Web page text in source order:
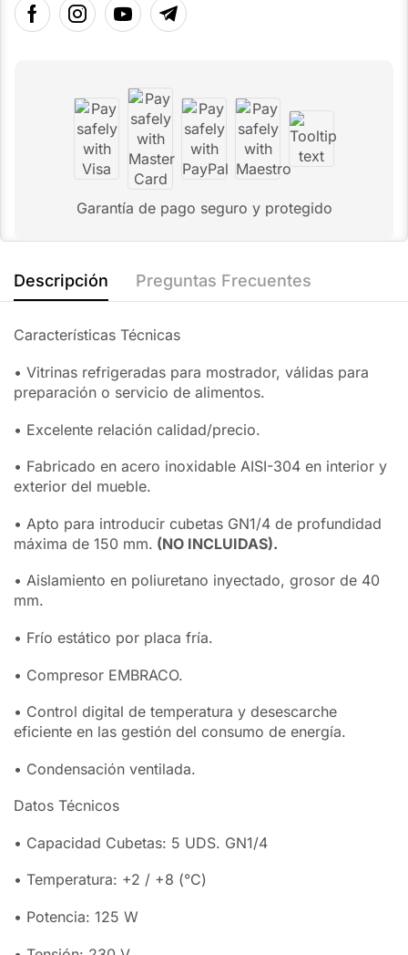
Garantía de pago seguro y protegido
Descripción Preguntas Frecuentes
Características Técnicas
• Vitrinas refrigeradas para mostrador, válidas para
preparación o servicio de alimentos.
• Excelente relación calidad/precio.
• Fabricado en acero inoxidable AISI-304 en interior y
exterior del mueble.
• Apto para introducir cubetas GN1/4 de profundidad
máxima de 150 mm. (NO INCLUIDAS).
• Aislamiento en poliuretano inyectado, grosor de 40
mm.
• Frío estático por placa fría.
• Compresor EMBRACO.
• Control digital de temperatura y desescarche
eficiente en las gestión del consumo de energía.
• Condensación ventilada.
Datos Técnicos
• Capacidad Cubetas: 5 UDS. GN1/4
• Temperatura: +2 / +8 (°C)
• Potencia: 125 W